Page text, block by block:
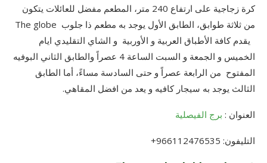
كرة زجاجية على ارتفاع 240 متر، المطعم مفضل للعائلات يتكون
من ثلاثة طوابق، الطابق الأول يوجد به مطعم ذا جلوب The globe
يقدم كافة الأطباق العربية و الأوربية و الشاي التقليدي ايام
الخميس و الجمعة و السبت الساعة 4 عصراً والطابق الثاني البوفيه
المفتوح من الرابعة عصراً و حتى السادسة مساءً، أما الطابق
الثالث يوجد به سيجار كافيه و يعد من افضل المقاهي.
العنوان : برج الفيصلية
التليفون: 966112476535+